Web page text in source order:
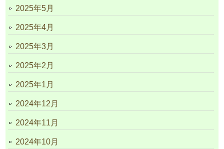
2025年5月
2025年4月
2025年3月
2025年2月
2025年1月
2024年12月
2024年11月
2024年10月